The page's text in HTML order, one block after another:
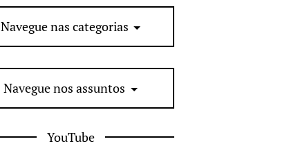
Navegue nas categorias
Navegue nos assuntos
YouTube